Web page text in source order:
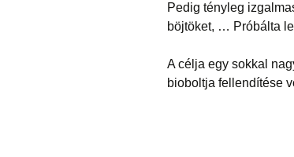
Pedig tényleg
böjtöket, … Próbálta
A célja egy sokkal
bioboltja fellendítése